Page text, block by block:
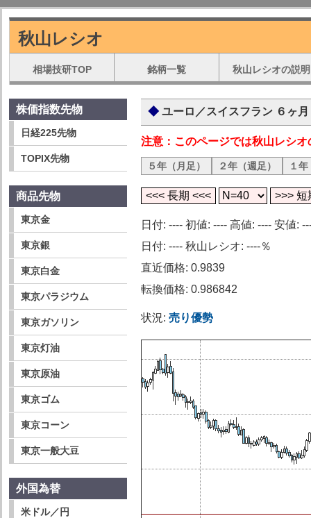
秋山レシオ
相場技研TOP 銘柄一覧 秋山レシオの説明
株価指数先物
日経225先物
TOPIX先物
商品先物
東京金
東京銀
東京白金
東京パラジウム
東京ガソリン
東京灯油
東京原油
東京ゴム
東京コーン
東京一般大豆
外国為替
米ドル／円
ユーロ／スイスフラン ６ヶ
注意：このページでは秋山レシ
５年（月足） ２年（週足） １
日付: ---- 初値: ---- 高値: ---- 安値:
日付: ---- 秋山レシオ: ----％
直近価格: 0.9839
転換価格: 0.986842
状況: 売り優勢